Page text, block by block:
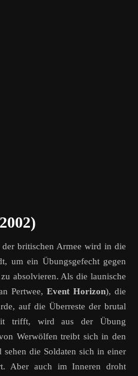
der britischen Armee wird in die
um ein Übungsgefecht gegen
absolvieren. Als die launische
Pertwee, Event Horizon), die
auf die Überreste der brutal
trifft, wird aus der Übung
Werwölfen treibt sich in den
die Soldaten sich in einer
Aber auch im Inneren droht